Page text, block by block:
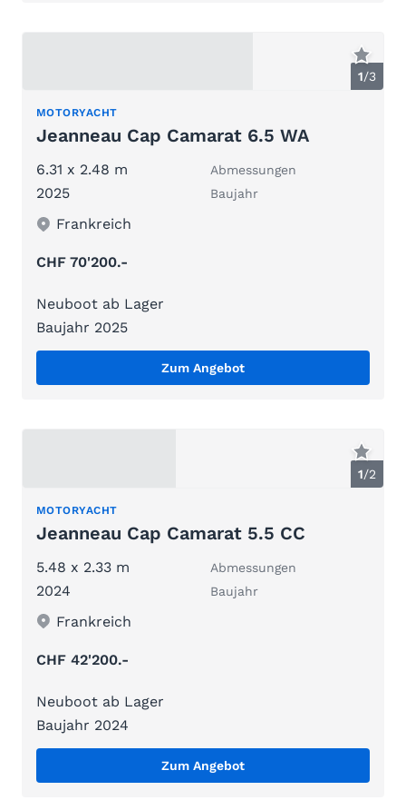
1/3
MOTORYACHT
Jeanneau Cap Camarat 6.5 WA
6.31 x 2.48 m Abmessungen
2025 Baujahr
Frankreich
CHF 70'200.-
Neuboot ab Lager
Baujahr 2025
Zum Angebot
1/2
MOTORYACHT
Jeanneau Cap Camarat 5.5 CC
5.48 x 2.33 m Abmessungen
2024 Baujahr
Frankreich
CHF 42'200.-
Neuboot ab Lager
Baujahr 2024
Zum Angebot